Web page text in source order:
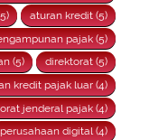
aturan kredit (5)
pajak (5)
(5)
direktorat (5)
kredit pajak luar (4)
jenderal pajak (4)
perusahaan digital (4)